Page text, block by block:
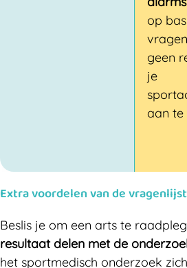
op
geen
je
aan te
Extra voordelen van de vragenlijst
Beslis je om een arts te
resultaat delen met de
het sportmedisch onderzoek